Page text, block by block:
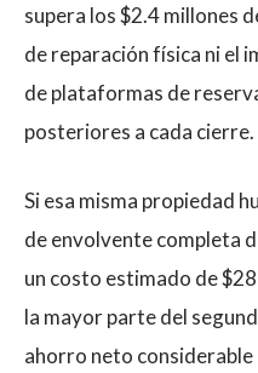
supera los $2.4 millones
de reparación física ni el
de plataformas de
posteriores a cada cierre.
Si esa misma propiedad
de envolvente completa
un costo estimado de
la mayor parte del
ahorro neto considerable